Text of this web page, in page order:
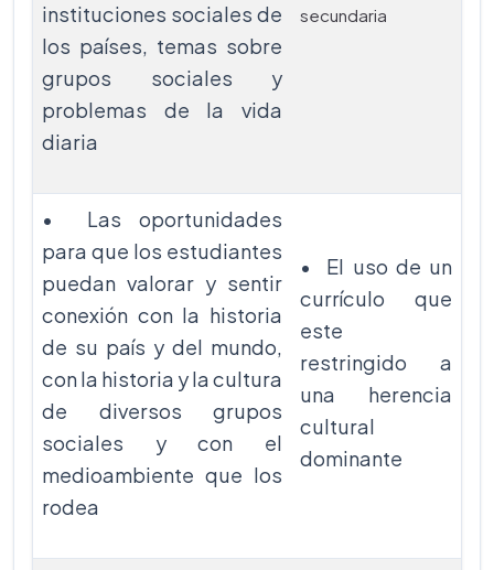
instituciones sociales de
los países, temas sobre
grupos sociales y
problemas de la vida
diaria
secundaria
• Las oportunidades
para que los estudiantes
puedan valorar y sentir
conexión con la historia
de su país y del mundo,
con la historia y la cultura
de diversos grupos
sociales y con el
medioambiente que los
rodea
• El uso de un
currículo que
este
restringido a
una herencia
cultural
dominante